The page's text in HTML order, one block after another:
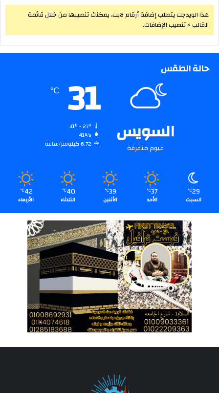
هذا الويدجت يتطلب إضافة أرقام لايت، يمكنك تنصيبها من خلال قائمة
القالب > تنصيب الإضافات.
حالة الطقس
السويس
غيوم متفرقة
31
℃
41%
6.72 كيلومتر/ساعة
29
℃
السبت
37
℃
الأحد
39
℃
الأثنين
40
℃
الثلاثاء
42
℃
الأربعاء